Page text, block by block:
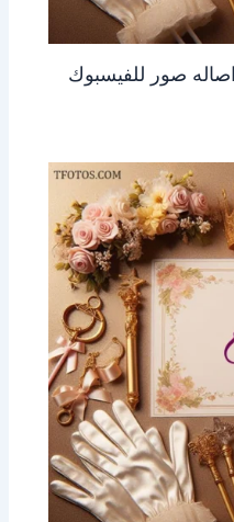
صور للفيسبوك